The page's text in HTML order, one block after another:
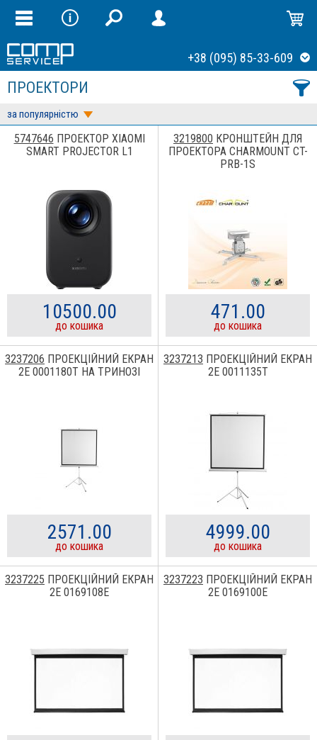
+38 (095) 85-33-609
ПРОЕКТОРИ
за популярністю
5747646 ПРОЕКТОР XIAOMI
SMART PROJECTOR L1
10500.00
до кошика
3219800 КРОНШТЕЙН ДЛЯ
ПРОЕКТОРА CHARMOUNT CT-
PRB-1S
471.00
до кошика
3237206 ПРОЕКЦІЙНИЙ ЕКРАН
2E 0001180T НА ТРИНОЗІ
2571.00
до кошика
3237213 ПРОЕКЦІЙНИЙ ЕКРАН
2E 0011135T
4999.00
до кошика
3237225 ПРОЕКЦІЙНИЙ ЕКРАН
2E 0169108E
3237223 ПРОЕКЦІЙНИЙ ЕКРАН
2E 0169100E